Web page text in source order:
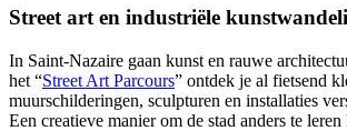
Street art en industriële
In Saint-Nazaire gaan kunst en rauwe
het “Street Art Parcours” ontdek je al fietsend
muurschilderingen, sculpturen en installaties
Een creatieve manier om de stad anders te leren